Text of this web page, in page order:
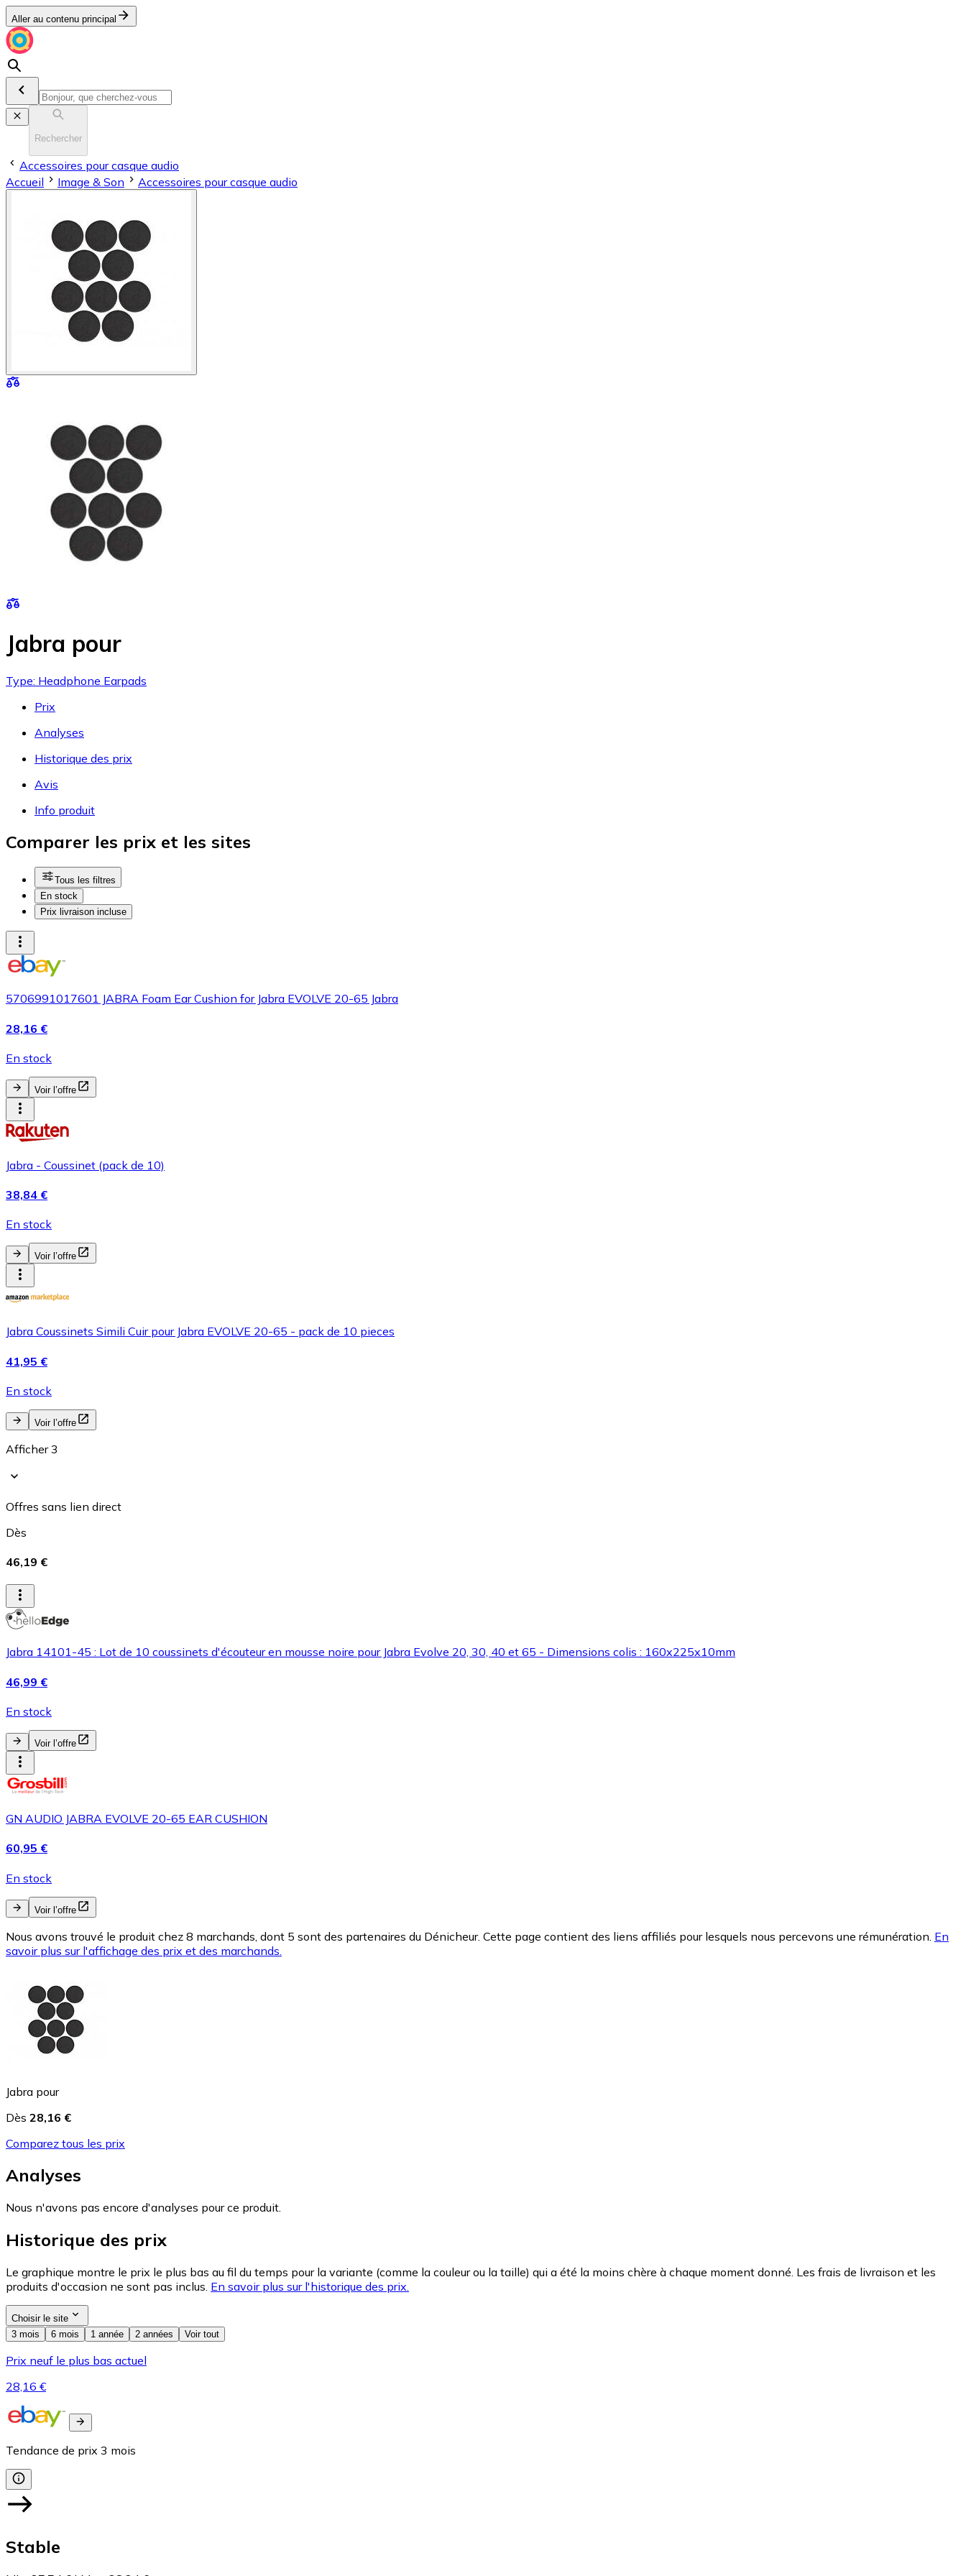
Aller au contenu principal
Rechercher
Accessoires pour casque audio
Accueil
Image & Son Accessoires pour casque audio
Jabra pour
Type: Headphone Earpads
Prix
Analyses
Historique des prix
Avis
Info produit
Comparer les prix et les sites
Tous les filtres
En stock
Prix livraison incluse
5706991017601 JABRA Foam Ear Cushion for Jabra EVOLVE 20-65 Jabra
28,16 €
En stock
Voir l’offre
Jabra - Coussinet (pack de 10)
38,84 €
En stock
Voir l’offre
Jabra Coussinets Simili Cuir pour Jabra EVOLVE 20-65 - pack de 10 pieces
41,95 €
En stock
Voir l’offre
Afficher 3
Offres sans lien direct
Dès
46,19 €
Jabra 14101-45 : Lot de 10 coussinets d'écouteur en mousse noire pour Jabra Evolve 20, 30, 40 et 65 - Dimensions colis : 160x225x10mm
46,99 €
En stock
Voir l’offre
GN AUDIO JABRA EVOLVE 20-65 EAR CUSHION
60,95 €
En stock
Voir l’offre
Nous avons trouvé le produit chez 8 marchands, dont 5 sont des partenaires du Dénicheur. Cette page contient des liens affiliés pour lesquels nous percevons une rémunération. En
savoir plus sur l'affichage des prix et des marchands.
Jabra pour
Dès 28,16 €
Comparez tous les prix
Analyses
Nous n'avons pas encore d'analyses pour ce produit.
Historique des prix
Le graphique montre le prix le plus bas au fil du temps pour la variante (comme la couleur ou la taille) qui a été la moins chère à chaque moment donné. Les frais de livraison et les
produits d'occasion ne sont pas inclus. En savoir plus sur l'historique des prix.
Choisir le site
3 mois
6 mois 1 année 2 années Voir tout
Prix neuf le plus bas actuel
28,16 €
Tendance de prix 3 mois
Stable